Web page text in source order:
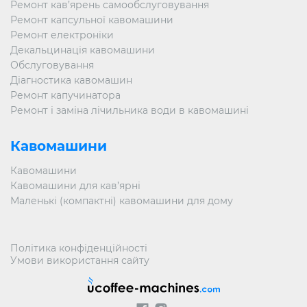
всіх технологічних тонкощів апаратів, незалежно від
конфігурації машини і складності поломки. Одним з
наших переваг також є можливість викликати майстра
на місце і провести весь комплекс робіт на
клієнтському об’єкті – будинку, в офісі або в
підприємстві громадського харчування. Спеціаліст
прибуде за вказаною адресою, проведе діагностику і
ліквідує причину несправності. Доставка обладнання в
стаціонарну майстерню вимагається в рідкісних
випадках.
адекватністю цін, максимально короткими термінами
відкладайте ремонт на завтра і замовте сервісне
обслуговування або лагодження свого кавового
обладнання від компанії Carimali прямо зараз!
Ремонт кав’ярень самообслуговування
Ремонт капсульної кавомашини
Ремонт електроніки
Декальцинація кавомашини
Обслуговування
Діагностика кавомашин
Ремонт капучинатора
Ремонт і заміна лічильника води в кавомашині
Кавомашини
Кавомашини
Кавомашини для кав’ярні
Маленькі (компактні) кавомашини для дому
Політика конфіденційності
Умови використання сайту